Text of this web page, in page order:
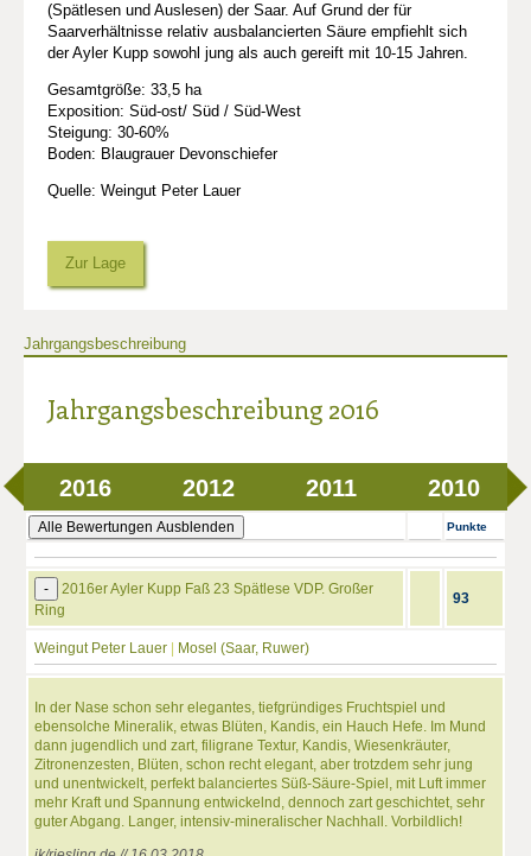
(Spätlesen und Auslesen) der Saar. Auf Grund der für
Saarverhältnisse relativ ausbalancierten Säure empfiehlt sich
der Ayler Kupp sowohl jung als auch gereift mit 10-15 Jahren.
Gesamtgröße: 33,5 ha
Exposition: Süd-ost/ Süd / Süd-West
Steigung: 30-60%
Boden: Blaugrauer Devonschiefer
Quelle: Weingut Peter Lauer
Zur Lage
Jahrgangsbeschreibung
Jahrgangsbeschreibung 2016
2016 2012 2011 2010
Alle Bewertungen Ausblenden Punkte
-
2016er Ayler Kupp Faß 23 Spätlese VDP. Großer
Ring
93
Weingut Peter Lauer Mosel (Saar, Ruwer)
In der Nase schon sehr elegantes, tiefgründiges Fruchtspiel und
ebensolche Mineralik, etwas Blüten, Kandis, ein Hauch Hefe. Im Mund
dann jugendlich und zart, filigrane Textur, Kandis, Wiesenkräuter,
Zitronenzesten, Blüten, schon recht elegant, aber trotzdem sehr jung
und unentwickelt, perfekt balanciertes Süß-Säure-Spiel, mit Luft immer
mehr Kraft und Spannung entwickelnd, dennoch zart geschichtet, sehr
guter Abgang. Langer, intensiv-mineralischer Nachhall. Vorbildlich!